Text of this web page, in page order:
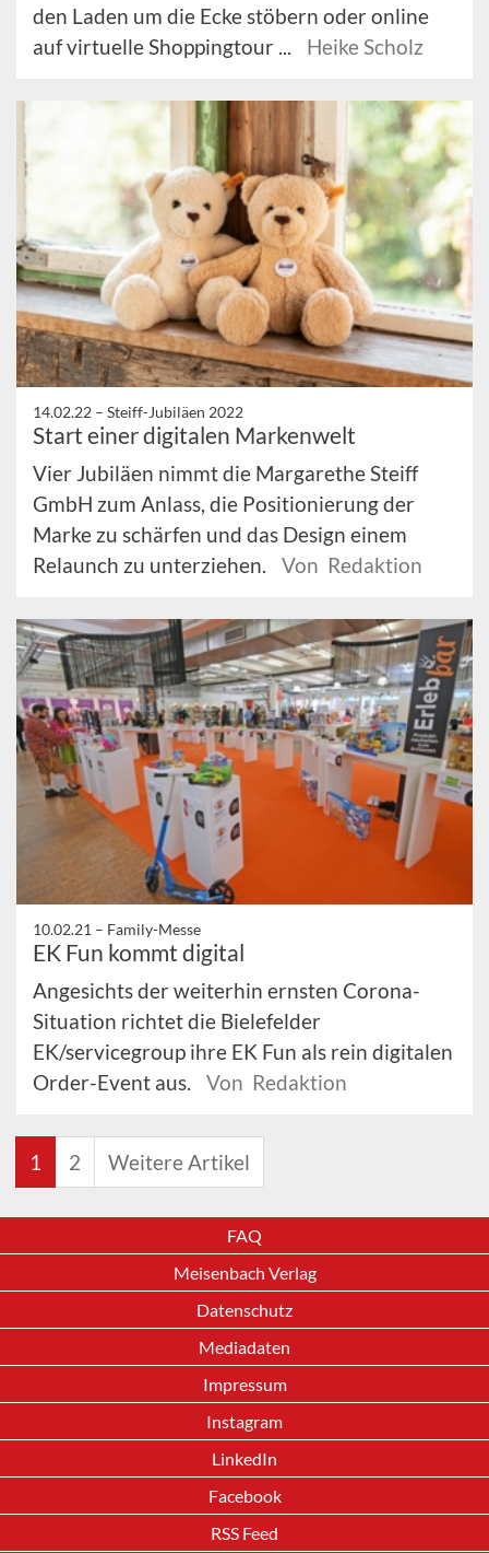
den Laden um die Ecke stöbern oder online
auf virtuelle Shoppingtour ...
Heike Scholz
14.02.22 – Steiff-Jubiläen 2022
Start einer digitalen Markenwelt
Vier Jubiläen nimmt die Margarethe Steiff
GmbH zum Anlass, die Positionierung der
Marke zu schärfen und das Design einem
Relaunch zu unterziehen.
Von Redaktion
10.02.21 – Family-Messe
EK Fun kommt digital
Angesichts der weiterhin ernsten Corona-
Situation richtet die Bielefelder
EK/servicegroup ihre EK Fun als rein digitalen
Order-Event aus.
Von Redaktion
1 2 Weitere Artikel
FAQ
Meisenbach Verlag
Datenschutz
Mediadaten
Impressum
Instagram
LinkedIn
Facebook
RSS Feed